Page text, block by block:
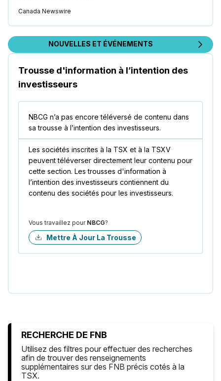
Canada Newswire
NOUVELLES ET ÉVÉNEMENTS
Trousse d'information à l’intention des
investisseurs
NBCG n’a pas encore téléversé de contenu dans
sa trousse à l’intention des investisseurs.
Les sociétés inscrites à la TSX et à la TSXV
peuvent téléverser directement leur contenu pour
cette section. Les trousses d'information à
l’intention des investisseurs contiennent du
contenu des sociétés pour les investisseurs.
Vous travaillez pour NBCG?
Mettre À Jour La Trousse
RECHERCHE DE FNB
Utilisez des filtres pour effectuer des recherches
afin de trouver des renseignements
supplémentaires sur des FNB précis cotés à la
TSX.